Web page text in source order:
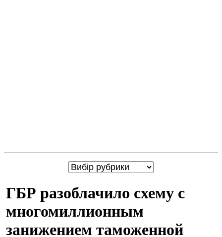
ГБР разоблачило схему с
многомиллионным
занижением таможенной